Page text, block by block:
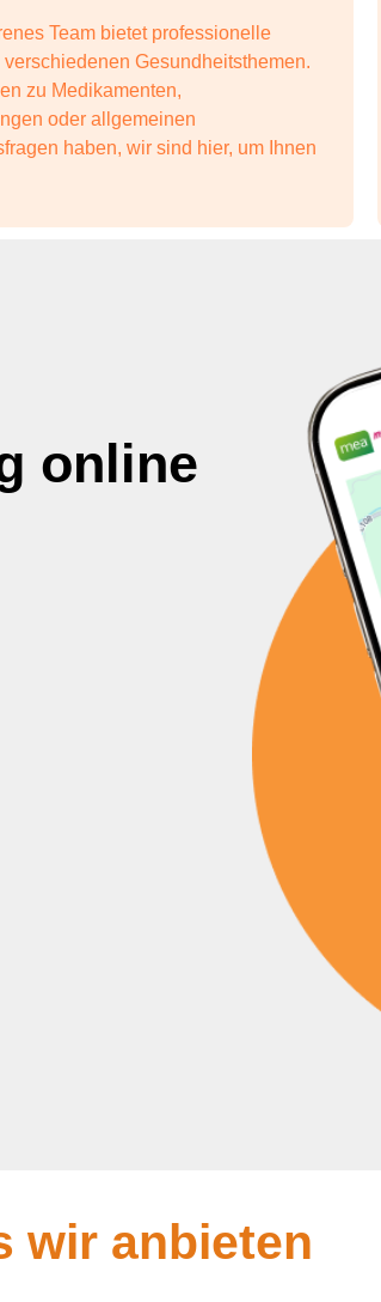
Team bietet professionelle
verschiedenen Gesundheitsthemen.
zu Medikamenten,
oder allgemeinen
haben, wir sind hier, um Ihnen
online
wir anbieten